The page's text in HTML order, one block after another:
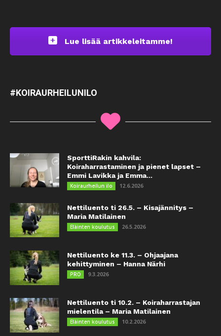
Lue lisää artikkeleitamme!
#KOIRAURHEILUNILO
SporttiRakin kahvila:
Koiraharrastaminen ja pienet lapset –
Emmi Lavikka ja Emma...
Koiraurheilun ilo 12.6.2026
Nettiluento ti 26.5. – Kisajännitys –
Maria Matilainen
Eläinten koulutus 26.5.2026
Nettiluento ke 11.3. – Ohjaajana
kehittyminen – Hanna Närhi
PRO 9.3.2026
Nettiluento ti 10.2. – Koiraharrastajan
mielentila – Maria Matilainen
Eläinten koulutus 10.2.2026